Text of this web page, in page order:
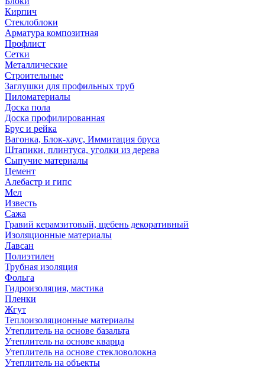
Кирпич
Стеклоблоки
Арматура композитная
Профлист
Сетки
Металлические
Строительные
Заглушки для профильных труб
Пиломатериалы
Доска пола
Доска профилированная
Брус и рейка
Вагонка, Блок-хаус, Иммитация бруса
Штапики, плинтуса, уголки из дерева
Сыпучие материалы
Цемент
Алебастр и гипс
Мел
Известь
Сажа
Гравий керамзитовый, щебень декоративный
Изоляционные материалы
Лавсан
Полиэтилен
Трубная изоляция
Фольга
Гидроизоляция, мастика
Пленки
Жгут
Теплоизоляционные материалы
Утеплитель на основе базальта
Утеплитель на основе кварца
Утеплитель на основе стекловолокна
Утеплитель на объекты